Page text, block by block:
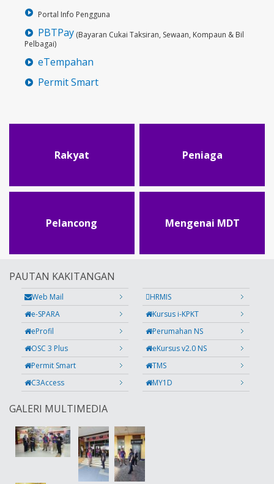
Portal Info Pengguna
PBTPay (Bayaran Cukai Taksiran, Sewaan, Kompaun & Bil
Pelbagai)
eTempahan
Permit Smart
Rakyat Peniaga
Pelancong Mengenai MDT
PAUTAN KAKITANGAN
Web Mail
HRMIS
e-SPARA
Kursus i-KPKT
eProfil
Perumahan NS
OSC 3 Plus
eKursus v2.0 NS
Permit Smart
TMS
C3Access
MY1D
GALERI MULTIMEDIA